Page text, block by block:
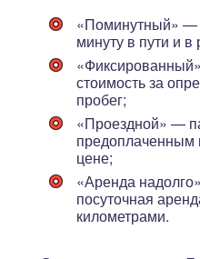
«Поминутный» —
минуту в пути и
«Фиксированный»
стоимость за
пробег;
«Проездной» —
предоплаченным
цене;
«Аренда надолго»
посуточная
километрами.